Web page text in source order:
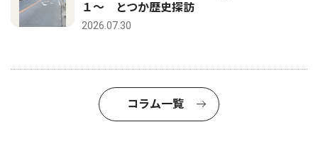
１〜 とつか歴史探訪
2026.07.30
コラム一覧